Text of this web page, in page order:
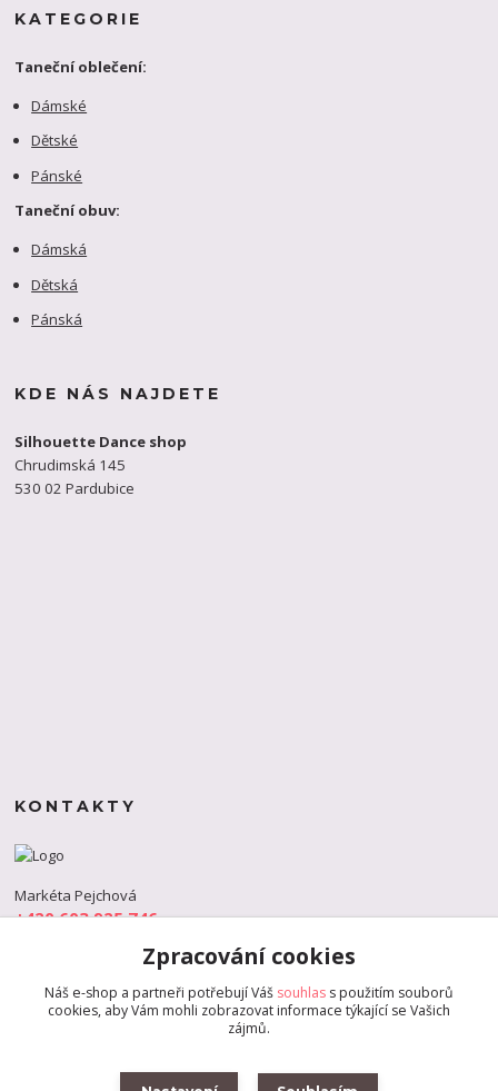
KATEGORIE
Taneční oblečení:
Dámské
Dětské
Pánské
Taneční obuv:
Dámská
Dětská
Pánská
KDE NÁS NAJDETE
Silhouette Dance shop
Chrudimská 145
530 02 Pardubice
KONTAKTY
Markéta Pejchová
+420 603 925 746
info@s-dance.cz
Zpracování cookies
Náš e-shop a partneři potřebují Váš souhlas s použitím souborů
cookies, aby Vám mohli zobrazovat informace týkající se Vašich
zájmů.